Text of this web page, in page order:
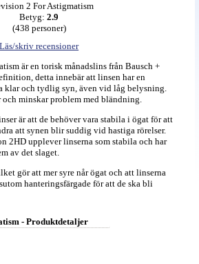
2 For Astigmatism
Betyg:2.9
(438 personer)
Läs/skriv recensioner
är en torisk månadslins från Bausch +
detta innebär att linsen har en
klar och tydlig syn, även vid låg belysning.
minskar problem med bländning.
är att de behöver vara stabila i ögat för att
att synen blir suddig vid hastiga rörelser.
2HD upplever linserna som stabila och har
av det slaget.
gör att mer syre når ögat och att linserna
hanteringsfärgade för att de ska bli
- Produktdetaljer